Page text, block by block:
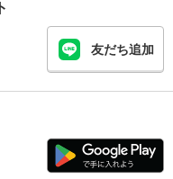
友だち追加